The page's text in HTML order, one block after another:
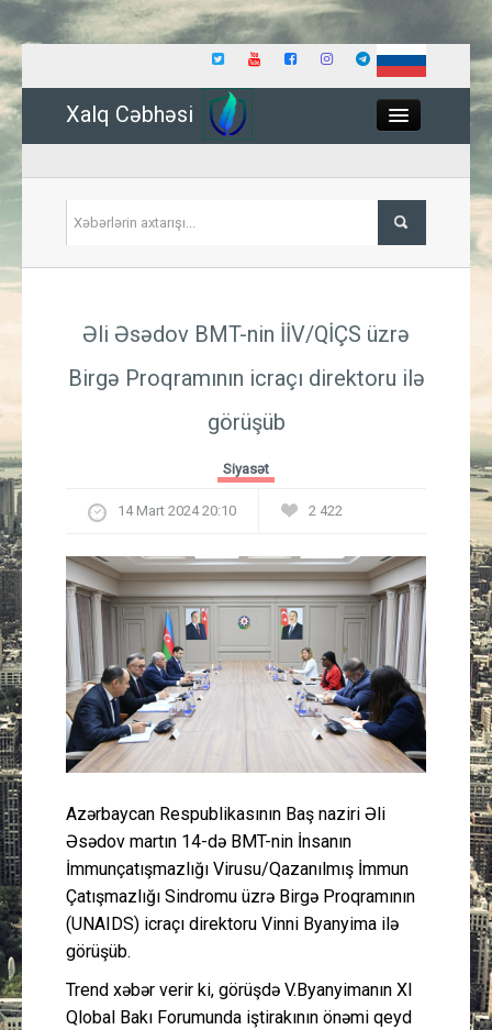
Xalq Cəbhəsi
İqtisadiyyat
Güney Azərbaycan
Mədəniyyət
Müsahibə
İdman
Layihə
Əli Əsədov BMT-nin İİV/QİÇS üzrə
Birgə Proqramının icraçı direktoru ilə
görüşüb
Siyasət
14 Mart 2024 20:10 2 422
Azərbaycan Respublikasının Baş naziri Əli
Əsədov martın 14-də BMT-nin İnsanın
İmmunçatışmazlığı Virusu/Qazanılmış İmmun
Çatışmazlığı Sindromu üzrə Birgə Proqramının
(UNAIDS) icraçı direktoru Vinni Byanyima ilə
görüşüb.
Trend xəbər verir ki, görüşdə V.Byanyimanın XI
Qlobal Bakı Forumunda iştirakının önəmi qeyd